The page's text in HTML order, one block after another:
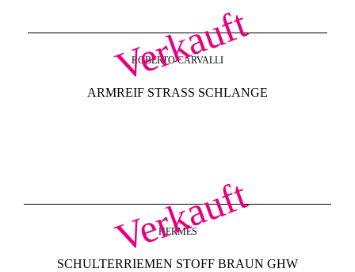
Verkauft
ROBERTO CARVALLI
ARMREIF STRASS SCHLANGE
Verkauft
HERMÈS
SCHULTERRIEMEN STOFF BRAUN GHW